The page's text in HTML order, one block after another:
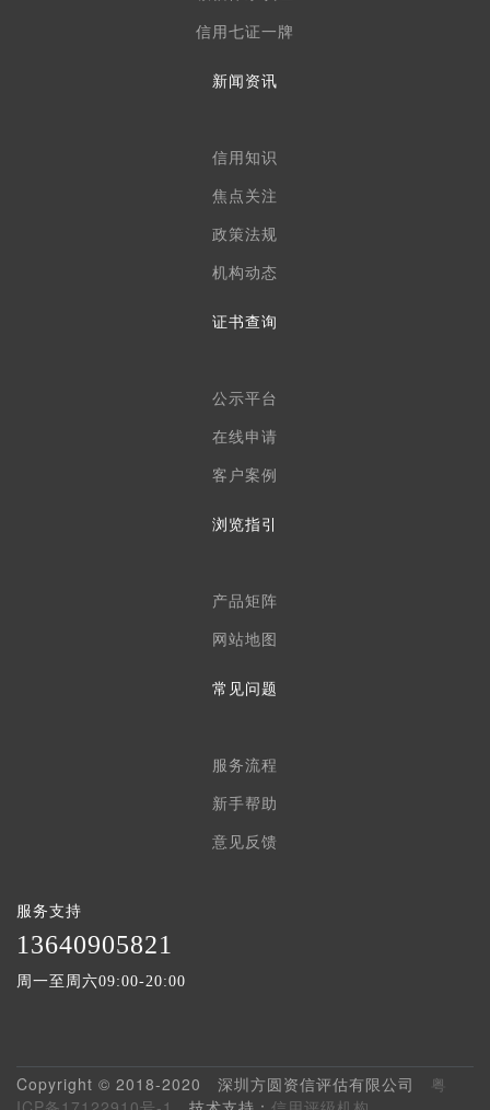
信用七证一牌
新闻资讯
信用知识
焦点关注
政策法规
机构动态
证书查询
公示平台
在线申请
客户案例
浏览指引
产品矩阵
网站地图
常见问题
服务流程
新手帮助
意见反馈
服务支持
1 3640905821
周一至周六09:00-20:00
Copyright © 2018-2020 深圳方圆资信评估有限公司 粤